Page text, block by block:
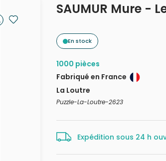
SAUMUR Mure -
En stock
1000 pièces
Fabriqué en France
La Loutre
Puzzle-La-Loutre-2623
Expédition sous 24 h